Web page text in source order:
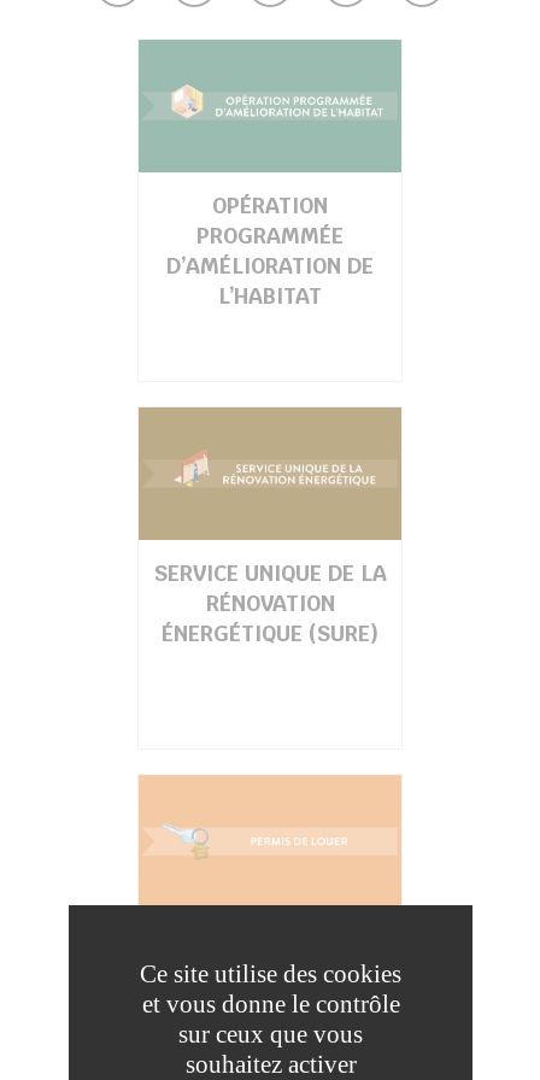
OPÉRATION
PROGRAMMÉE
D’AMÉLIORATION DE
L’HABITAT
SERVICE UNIQUE DE LA
RÉNOVATION
ÉNERGÉTIQUE (SURE)
Ce site utilise des cookies
et vous donne le contrôle
sur ceux que vous
souhaitez activer